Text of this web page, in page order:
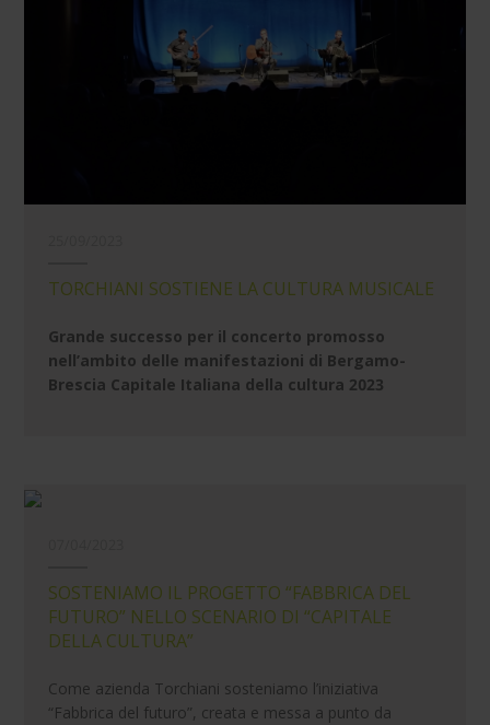
TORCHIANI SOSTIENE LA CULTURA MUSICALE
Grande successo per il concerto promosso
nell’ambito delle manifestazioni di Bergamo-
Brescia Capitale Italiana della cultura 2023
SOSTENIAMO IL PROGETTO “FABBRICA DEL
FUTURO” NELLO SCENARIO DI “CAPITALE
DELLA CULTURA”
Come azienda Torchiani sosteniamo l’iniziativa
“Fabbrica del futuro”, creata e messa a punto da